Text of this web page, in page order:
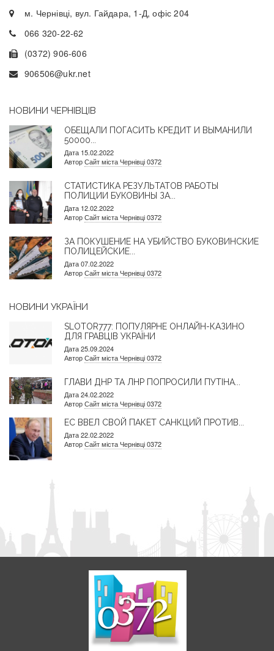
м. Чернівці, вул. Гайдара, 1-Д, офіс 204
066 320-22-62
(0372) 906-606
906506@ukr.net
НОВИНИ ЧЕРНІВЦІВ
ОБЕЩАЛИ ПОГАСИТЬ КРЕДИТ И ВЫМАНИЛИ
50000...
Дата 15.02.2022
АвторСайт міста Чернівці 0372
СТАТИСТИКА РЕЗУЛЬТАТОВ РАБОТЫ
ПОЛИЦИИ БУКОВИНЫ ЗА...
Дата 12.02.2022
АвторСайт міста Чернівці 0372
ЗА ПОКУШЕНИЕ НА УБИЙСТВО БУКОВИНСКИЕ
ПОЛИЦЕЙСКИЕ...
Дата 07.02.2022
АвторСайт міста Чернівці 0372
НОВИНИ УКРАЇНИ
SLOTOR777: ПОПУЛЯРНЕ ОНЛАЙН-КАЗИНО
ДЛЯ ГРАВЦІВ УКРАЇНИ
Дата 25.09.2024
АвторСайт міста Чернівці 0372
ГЛАВИ ДНР ТА ЛНР ПОПРОСИЛИ ПУТІНА...
Дата 24.02.2022
АвторСайт міста Чернівці 0372
ЕС ВВЕЛ СВОЙ ПАКЕТ САНКЦИЙ ПРОТИВ...
Дата 22.02.2022
АвторСайт міста Чернівці 0372